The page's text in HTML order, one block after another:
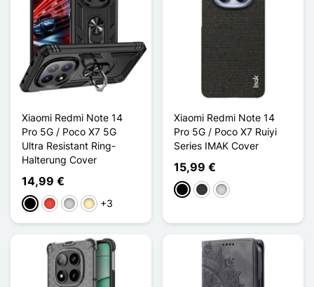
Xiaomi Redmi Note 14
Pro 5G / Poco X7 5G
Ultra Resistant Ring-
Halterung Cover
14,99 €
Schwarz
Rot SilberGolden
+3
Xiaomi Redmi Note 14
Pro 5G / Poco X7 Ruiyi
Series IMAK Cover
15,99 €
SchwarzDunkelgrau
Gris clair